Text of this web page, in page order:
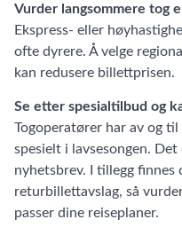
Vurder langsommere tog
Ekspress- eller
ofte dyrere. Å velge
kan redusere billettprisen.
Se etter spesialtilbud og
Togoperatører har av og
spesielt i lavsesongen. Det
nyhetsbrev. I tillegg finnes
returbillettavslag, så
passer dine reiseplaner.